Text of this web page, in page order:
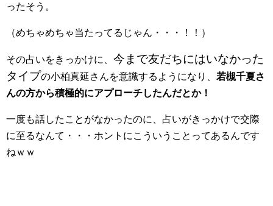
ったそう。
（めちゃめちゃ当たってるじゃん・・・！！）
その占いをきっかけに、 今まで友だちにはいなかった
タイプの小柏真延さんを意識するようになり、 若槻千夏さ
んの方から積極的にアプローチしたんだとか！
一度も話したことがなかったのに、占いがきっかけで交際
に至るなんて・・・ホントにこういうことってあるんです
ねｗｗ